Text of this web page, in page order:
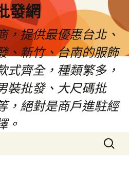
發網
，提供最優惠台北、
、新竹、台南的服飾
式齊全，種類繁多，
裝批發、大尺碼批
，絕對是商戶進駐經
。
搜
尋